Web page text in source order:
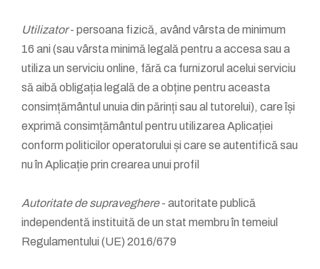
Utilizator- persoana fizică, având vârsta de minimum
16 ani (sau vârsta minimă legală pentru a accesa sau a
utiliza un serviciu online, fără ca furnizorul acelui serviciu
să aibă obligația legală de a obține pentru aceasta
consimțământul unuia din părinți sau al tutorelui), care își
exprimă consimțământul pentru utilizarea Aplicației
conform politicilor operatorului și care se autentifică sau
nu în Aplicație prin crearea unui profil
Autoritate de supraveghere- autoritate publică
independentă instituită de un stat membru în temeiul
Regulamentului (UE) 2016/679